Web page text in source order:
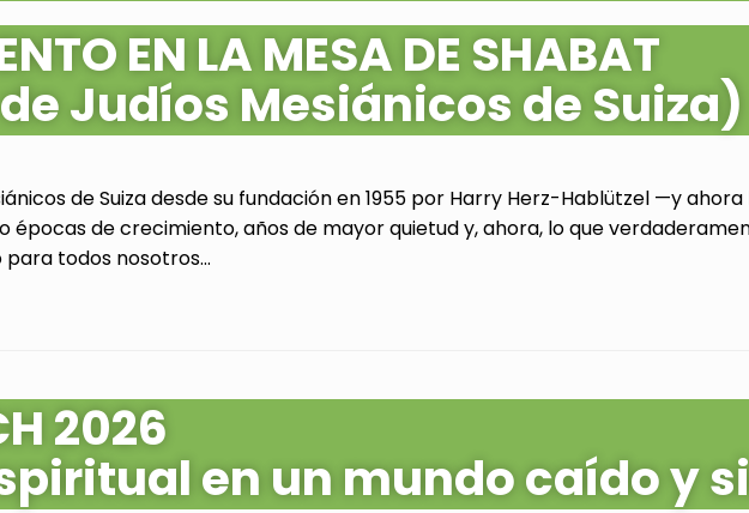
EN LA MESA DE SHABAT
Judíos Mesiánicos de Suiza)
de Suiza desde su fundación en 1955 por Harry Herz-Hablützel —y
épocas de crecimiento, años de mayor quietud y, ahora, lo que
todos nosotros...
2026
en un mundo caído y